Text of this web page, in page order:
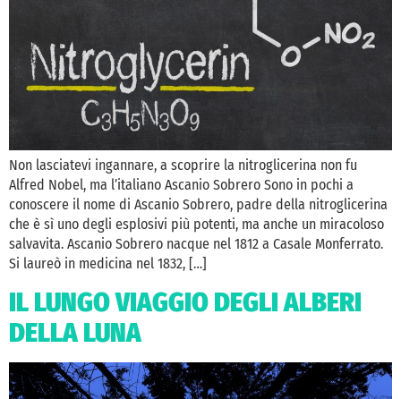
Non lasciatevi ingannare, a scoprire la nitroglicerina non fu
Alfred Nobel, ma l’italiano Ascanio Sobrero Sono in pochi a
conoscere il nome di Ascanio Sobrero, padre della nitroglicerina
che è sì uno degli esplosivi più potenti, ma anche un miracoloso
salvavita. Ascanio Sobrero nacque nel 1812 a Casale Monferrato.
Si laureò in medicina nel 1832, […]
IL LUNGO VIAGGIO DEGLI ALBERI
DELLA LUNA